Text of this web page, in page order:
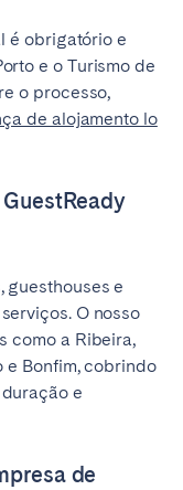
é obrigatório e
e o Turismo de
o processo,
de alojamento lo
guesthouses e
O nosso
como a Ribeira,
e Bonfim, cobrindo
e
de